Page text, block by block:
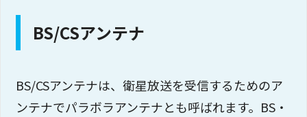
BS/CSアンテナ
BS/CSアンテナは、衛星放送を受信するためのア
ンテナでパラボラアンテナとも呼ばれます。BS・